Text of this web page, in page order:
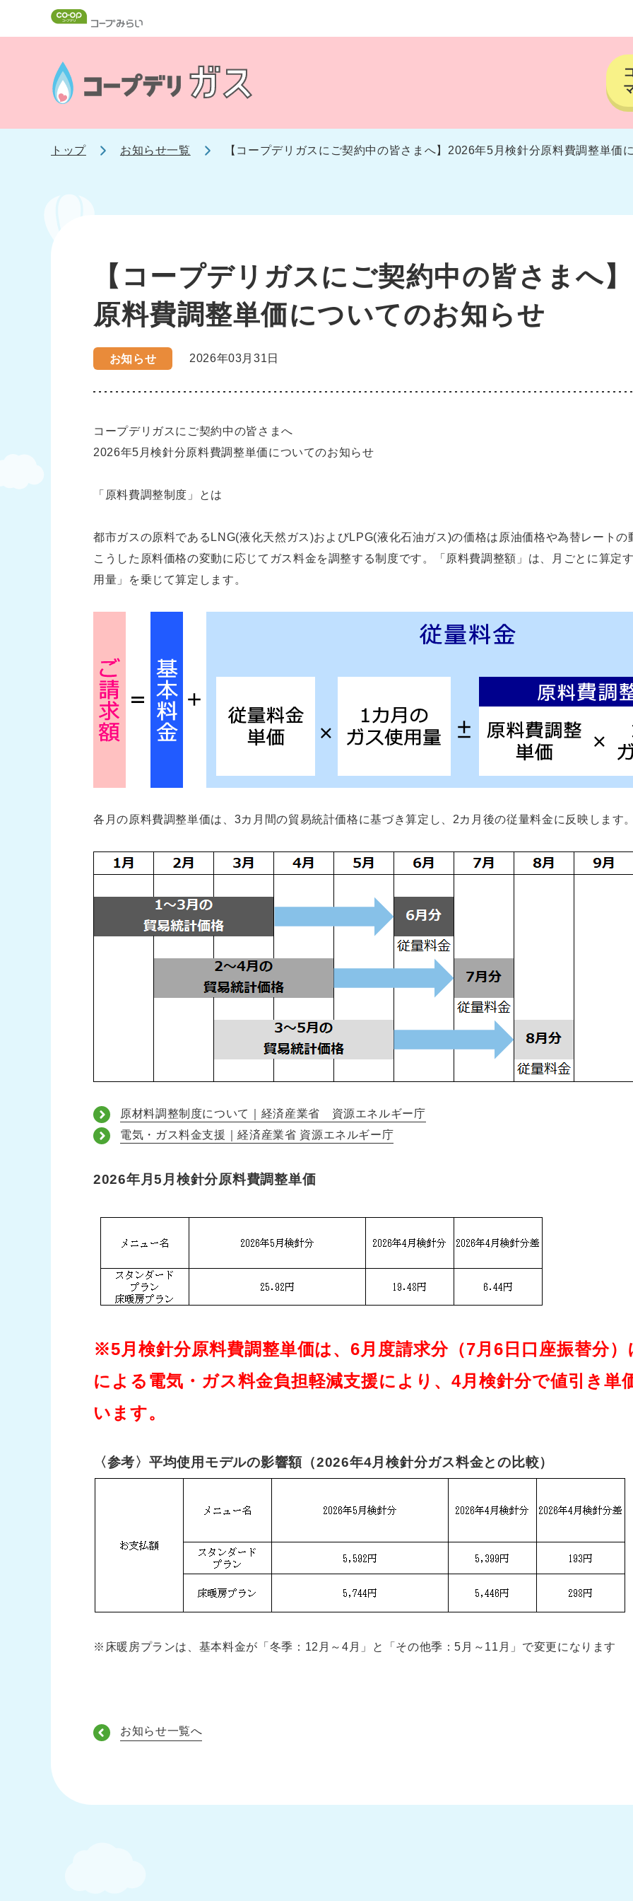
トップ お知らせ一覧 【コープデリガスにご契約中の皆さまへ】2026年5月検針分原料費調整単価
【コープデリガスにご契約中の皆さまへ
原料費調整単価についてのお知らせ
お知らせ 2026年03月31日
コープデリガスにご契約中の皆さまへ
2026年5月検針分原料費調整単価についてのお知らせ
「原料費調整制度」とは
都市ガスの原料であるLNG(液化天然ガス)およびLPG(液化石油ガス)の価格は原油価格や為替レート
こうした原料価格の変動に応じてガス料金を調整する制度です。「原料費調整額」は、月ごとに算定
用量」を乗じて算定します。
各月の原料費調整単価は、3カ月間の貿易統計価格に基づき算定し、2カ月後の従量料金に反映します
原材料調整制度について｜経済産業省 資源エネルギー庁
電気・ガス料金支援｜経済産業省 資源エネルギー庁
2026年月5月検針分原料費調整単価
※5月検針分原料費調整単価は、6月度請求分（7月6日口座振替分
による電気・ガス料金負担軽減支援により、4月検針分で値引き単
います。
〈参考〉平均使用モデルの影響額（2026年4月検針分ガス料金との比較）
※床暖房プランは、基本料金が「冬季：12月～4月」と「その他季：5月～11月」で変更になります
お知らせ一覧へ